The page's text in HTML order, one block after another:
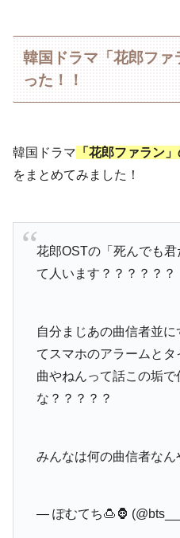
韓国ドラマ「花郎フ
った！！
韓国ドラマ 「花郎ファラン
をまとめてみました！
花郎OSTの「死んでも
て人います？？？？？？
自分まじあの曲信者並
てスマホのアラームと
曲やねんって話この垢で
な？？？？？
みんなは何の曲信者なん
— ぽむてち🍮🦍